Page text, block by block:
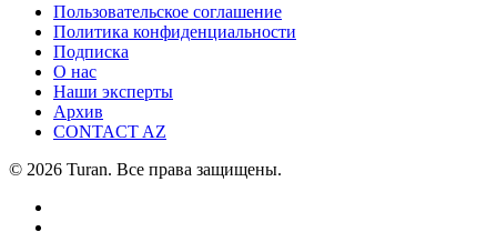
Пользовательское соглашение
Политика конфиденциальности
Подписка
О нас
Наши эксперты
Архив
CONTACT AZ
© 2026 Turan. Все права защищены.